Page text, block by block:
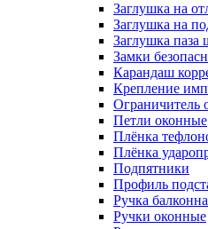
Заглушка на
Заглушка на
Заглушка паза
Замки
Карандаш
Крепление
Ограничитель
Петли оконные
Плёнка
Плёнка
Подпятники
Профиль
Ручка
Ручки оконные